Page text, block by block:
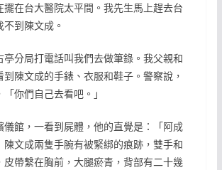
擺在台大醫院太平間。我先生馬上趕去台
到陳文成。
亭分局打電話叫我們去做筆錄。我父親和
陳文成的手錶、衣服和鞋子。警察說，
你們自己去看吧。」
儀館，一看到屍體，他的直覺是：「阿成
陳文成兩隻手腕有被緊綁的痕跡，雙手和
皮帶繫在胸前，大腿瘀青，背部有二十幾